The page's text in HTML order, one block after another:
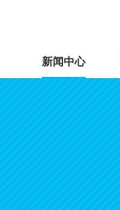
新闻中心